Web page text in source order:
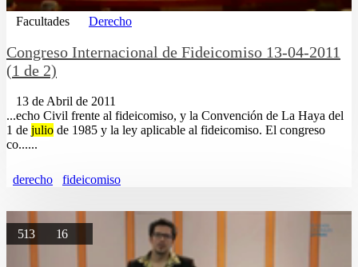
Facultades Derecho
Congreso Internacional de Fideicomiso 13-04-2011
(1 de 2)
13 de Abril de 2011
...echo Civil frente al fideicomiso, y la Convención de La Haya del
1 de julio de 1985 y la ley aplicable al fideicomiso. El congreso
co......
derecho fideicomiso
513 16